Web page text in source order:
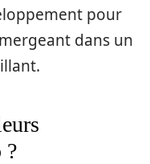
pour
dans un
?